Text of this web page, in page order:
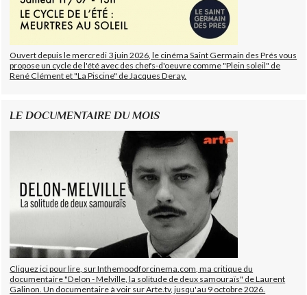
Ouvert depuis le mercredi 3 juin 2026, le cinéma Saint Germain des Prés vous
propose un cycle de l'été avec des chefs-d'oeuvre comme "Plein soleil" de
René Clément et "La Piscine" de Jacques Deray.
LE DOCUMENTAIRE DU MOIS
Cliquez ici pour lire, sur Inthemoodforcinema.com, ma critique du
documentaire "Delon - Melville, la solitude de deux samouraïs" de Laurent
Galinon. Un documentaire à voir sur Arte.tv, jusqu'au 9 octobre 2026.